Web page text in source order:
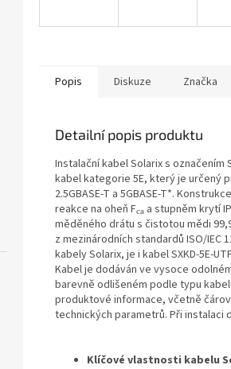
Popis Diskuze Značka
Detailní popis produktu
Instalační kabel Solarix s označením
kabel kategorie 5E, který je určený
2.5GBASE-T a 5GBASE-T*.
reakce na oheň Fca a stupněm krytí
měděného drátu s čistotou mědi
z mezinárodních standardů ISO/IEC
kabely Solarix, je i kabel SXKD-5E-
Kabel je dodáván ve vysoce
barevně odlišeném podle typu
produktové informace, včetně
technických parametrů. Při instalaci
Klíčové vlastnosti kabelu